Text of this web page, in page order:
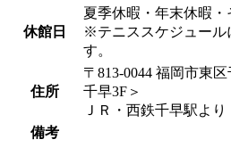
休館日
夏季休暇・年末休暇・
※テニススケジュール
す。
住所
〒813-0044 福岡市東
千早3F＞
ＪＲ・西鉄千早駅よ
備考